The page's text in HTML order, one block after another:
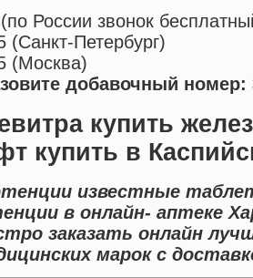
(по России звонок
(Санкт-Петербург)
(Москва)
добавочный номер:
купить
купить в
известные
в онлайн- аптеке
заказать онлайн
марок с